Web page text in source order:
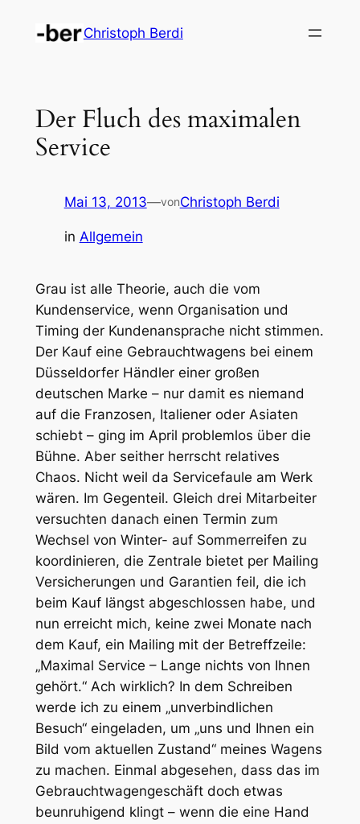
Inhalt
Christoph Berdi
Der Fluch des maximalen
Service
Mai 13, 2013—vonChristoph Berdi
in Allgemein
Grau ist alle Theorie, auch die vom
Kundenservice, wenn Organisation und
Timing der Kundenansprache nicht stimmen.
Der Kauf eine Gebrauchtwagens bei einem
Düsseldorfer Händler einer großen
deutschen Marke – nur damit es niemand
auf die Franzosen, Italiener oder Asiaten
schiebt – ging im April problemlos über die
Bühne. Aber seither herrscht relatives
Chaos. Nicht weil da Servicefaule am Werk
wären. Im Gegenteil. Gleich drei Mitarbeiter
versuchten danach einen Termin zum
Wechsel von Winter- auf Sommerreifen zu
koordinieren, die Zentrale bietet per Mailing
Versicherungen und Garantien feil, die ich
beim Kauf längst abgeschlossen habe, und
nun erreicht mich, keine zwei Monate nach
dem Kauf, ein Mailing mit der Betreffzeile:
„Maximal Service – Lange nichts von Ihnen
gehört.“ Ach wirklich? In dem Schreiben
werde ich zu einem „unverbindlichen
Besuch“ eingeladen, um „uns und Ihnen ein
Bild vom aktuellen Zustand“ meines Wagens
zu machen. Einmal abgesehen, dass das im
Gebrauchtwagengeschäft doch etwas
beunruhigend klingt – wenn die eine Hand